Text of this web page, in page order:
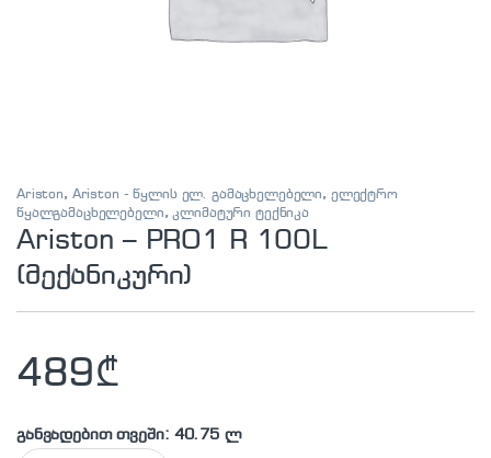
Ariston, Ariston - წყლის ელ. გამაცხელებელი, ელექტრო
წყალგამაცხელებელი,კლიმატური ტექნიკა
Ariston – PRO1 R 100L
(მექანიკური)
489₾
განვადებით თვეში: 40.75 ლ